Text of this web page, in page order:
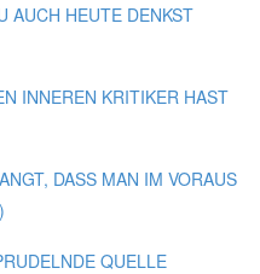
AUCH HEUTE DENKST
INNEREN KRITIKER HAST
DASS MAN IM VORAUS
QUELLE